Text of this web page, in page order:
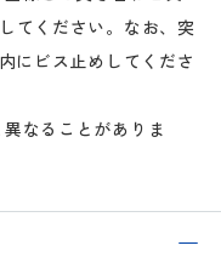
てください。なお、突
にビス止めしてくださ
なることがありま